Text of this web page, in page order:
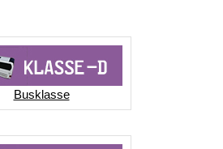
Busklasse